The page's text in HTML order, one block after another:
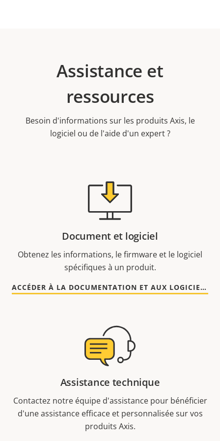
Assistance et
ressources
Besoin d'informations sur les produits Axis, le
logiciel ou de l'aide d'un expert ?
Document et logiciel
Obtenez les informations, le firmware et le logiciel
spécifiques à un produit.
ACCÉDER À LA DOCUMENTATION ET AUX LOGICIELS
Assistance technique
Contactez notre équipe d'assistance pour bénéficier
d'une assistance efficace et personnalisée sur vos
produits Axis.